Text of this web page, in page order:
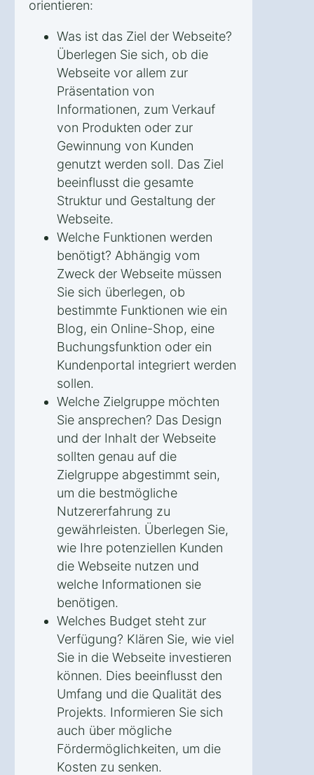
orientieren:
Was ist das Ziel der Webseite?
Überlegen Sie sich, ob die
Webseite vor allem zur
Präsentation von
Informationen, zum Verkauf
von Produkten oder zur
Gewinnung von Kunden
genutzt werden soll. Das Ziel
beeinflusst die gesamte
Struktur und Gestaltung der
Webseite.
Welche Funktionen werden
benötigt? Abhängig vom
Zweck der Webseite müssen
Sie sich überlegen, ob
bestimmte Funktionen wie ein
Blog, ein Online-Shop, eine
Buchungsfunktion oder ein
Kundenportal integriert werden
sollen.
Welche Zielgruppe möchten
Sie ansprechen? Das Design
und der Inhalt der Webseite
sollten genau auf die
Zielgruppe abgestimmt sein,
um die bestmögliche
Nutzererfahrung zu
gewährleisten. Überlegen Sie,
wie Ihre potenziellen Kunden
die Webseite nutzen und
welche Informationen sie
benötigen.
Welches Budget steht zur
Verfügung? Klären Sie, wie viel
Sie in die Webseite investieren
können. Dies beeinflusst den
Umfang und die Qualität des
Projekts. Informieren Sie sich
auch über mögliche
Fördermöglichkeiten, um die
Kosten zu senken.